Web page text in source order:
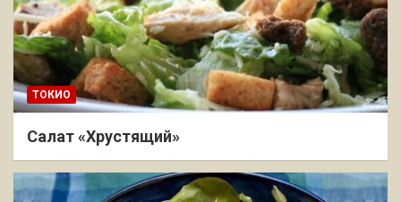
ТОКИО
Салат «Хрустящий»